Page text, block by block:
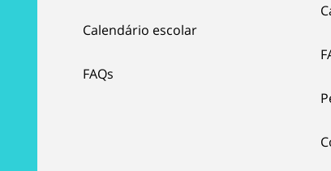
Calendário escolar
FAQs